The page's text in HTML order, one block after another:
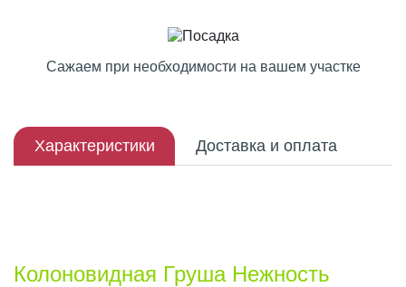
Сажаем при необходимости на вашем участке
Характеристики Доставка и оплата
Колоновидная Груша Нежность